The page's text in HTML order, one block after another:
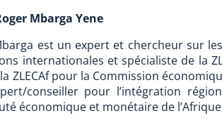
Mbarga Yene
est un expert et chercheur sur
internationales et spécialiste de la
ZLECAf pour la Commission
conseiller pour l’intégration
économique et monétaire de l’Afrique